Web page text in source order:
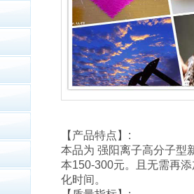
【产品特点】:
本品为 强阳离子高分子型
本150-300元。且无需再
化时间。